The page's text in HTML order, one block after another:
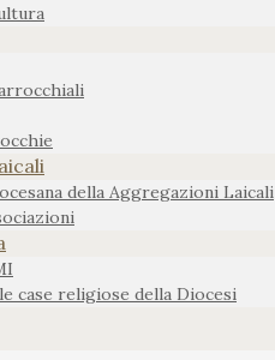
della Aggregazioni Laicali
case religiose della Diocesi